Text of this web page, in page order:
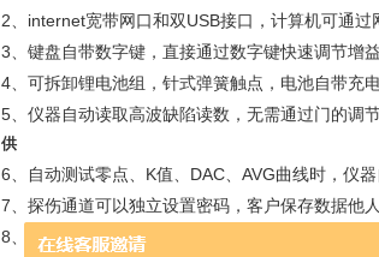
2、internet宽带网口和双USB接口，计算机可通
3、键盘自带数字键，直接通过数字键快速调节增
4、可拆卸锂电池组，针式弹簧触点，电池自带充
5、仪器自动读取高波缺陷读数，无需通过门的调
供
6、自动测试零点、K值、DAC、AVG曲线时，仪
7、探伤通道可以独立设置密码，客户保存数据他
8、仪器可通过菜单软关机自动保存数据，亦可通